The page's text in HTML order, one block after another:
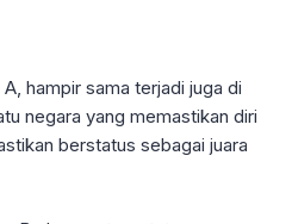
hampir sama terjadi juga di
negara yang memastikan diri
berstatus sebagai juara